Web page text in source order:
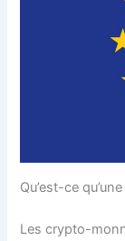
Qu’est-ce
Les crypto-